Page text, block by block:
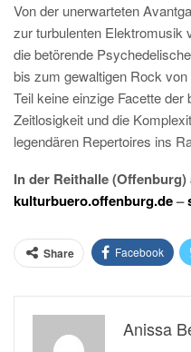
Von der unerwarteten
zur turbulenten Elektromusik
die betörende
bis zum gewaltigen Rock von
Teil keine einzige Facette
Zeitlosigkeit und die
legendären Repertoires ins
In der Reithalle (Offenburg)
kulturbuero.offenburg.de–
Share Facebook
Anissa